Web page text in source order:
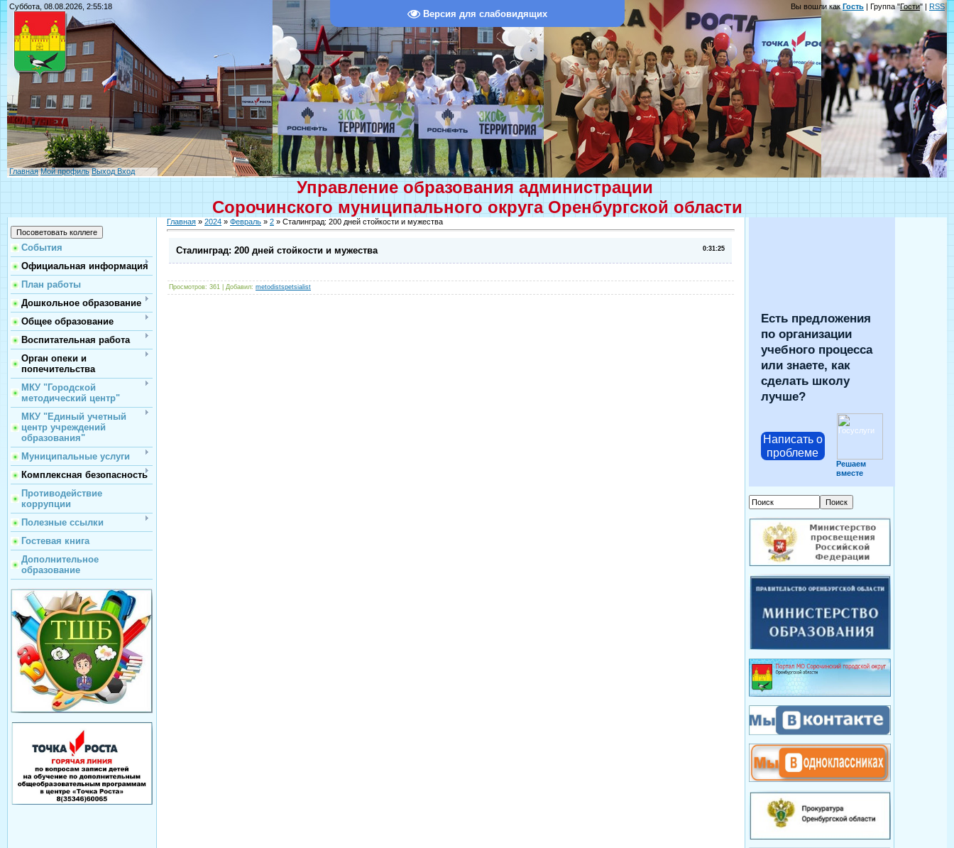
Версия для слабовидящих
Суббота, 08.08.2026, 2:55:18 Вы вошли какГость | Группа "Гости" | RSS
Главная Мой профиль Выход Вход
Управление образования администрации
Сорочинского муниципального округа Оренбургской области
События
Официальная информация
План работы
Дошкольное образование
Общее образование
Воспитательная работа
Орган опеки и
попечительства
МКУ "Городской
методический центр"
МКУ "Единый учетный
центр учреждений
образования"
Муниципальные услуги
Комплексная безопасность
Противодействие
коррупции
Полезные ссылки
Гостевая книга
Дополнительное
образование
Главная » 2024 » Февраль » 2 » Сталинград: 200 дней стойкости и мужества
0:31:25
Сталинград: 200 дней стойкости и мужества
Просмотров: 361 | Добавил: metodistspetsialist
Есть предложения
по организации
учебного процесса
или знаете, как
сделать школу
лучше?
Написать о
проблеме
Решаем
вместе